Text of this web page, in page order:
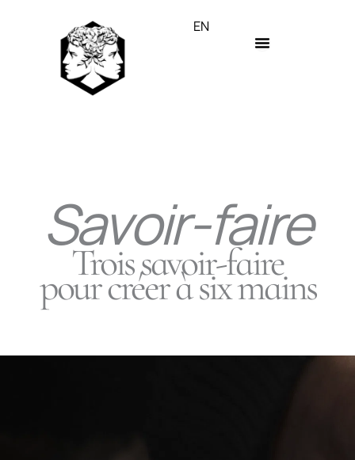
EN
Savoir-faire
Trois savoir-faire
pour créer à six mains